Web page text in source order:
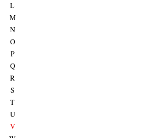
L
M
N
O
P
Q
R
S
T
U
V